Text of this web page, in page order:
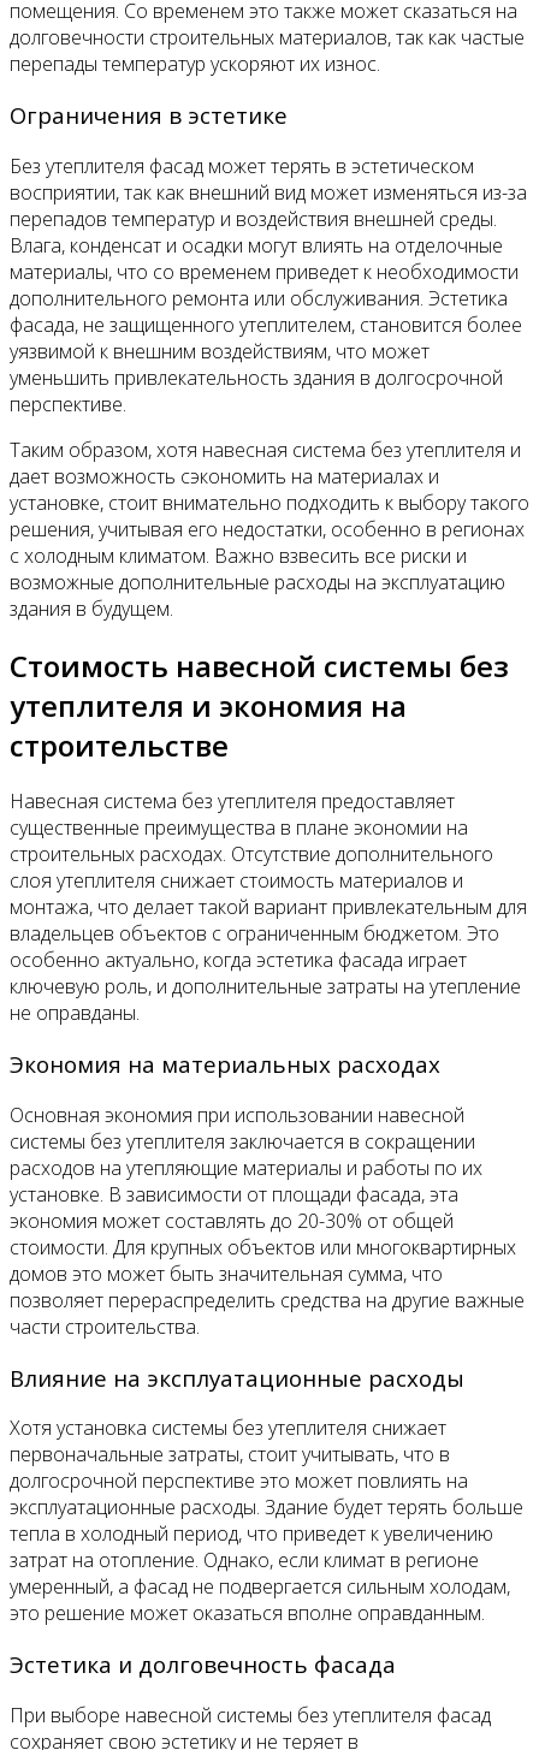
помещения. Со временем это также может сказаться на
долговечности строительных материалов, так как частые
перепады температур ускоряют их износ.
Ограничения в эстетике
Без утеплителя фасад может терять в эстетическом
восприятии, так как внешний вид может изменяться из-за
перепадов температур и воздействия внешней среды.
Влага, конденсат и осадки могут влиять на отделочные
материалы, что со временем приведет к необходимости
дополнительного ремонта или обслуживания. Эстетика
фасада, не защищенного утеплителем, становится более
уязвимой к внешним воздействиям, что может
уменьшить привлекательность здания в долгосрочной
перспективе.
Таким образом, хотя навесная система без утеплителя и
дает возможность сэкономить на материалах и
установке, стоит внимательно подходить к выбору такого
решения, учитывая его недостатки, особенно в регионах
с холодным климатом. Важно взвесить все риски и
возможные дополнительные расходы на эксплуатацию
здания в будущем.
Стоимость навесной системы без
утеплителя и экономия на
строительстве
Навесная система без утеплителя предоставляет
существенные преимущества в плане экономии на
строительных расходах. Отсутствие дополнительного
слоя утеплителя снижает стоимость материалов и
монтажа, что делает такой вариант привлекательным для
владельцев объектов с ограниченным бюджетом. Это
особенно актуально, когда эстетика фасада играет
ключевую роль, и дополнительные затраты на утепление
не оправданы.
Экономия на материальных расходах
Основная экономия при использовании навесной
системы без утеплителя заключается в сокращении
расходов на утепляющие материалы и работы по их
установке. В зависимости от площади фасада, эта
экономия может составлять до 20-30% от общей
стоимости. Для крупных объектов или многоквартирных
домов это может быть значительная сумма, что
позволяет перераспределить средства на другие важные
части строительства.
Влияние на эксплуатационные расходы
Хотя установка системы без утеплителя снижает
первоначальные затраты, стоит учитывать, что в
долгосрочной перспективе это может повлиять на
эксплуатационные расходы. Здание будет терять больше
тепла в холодный период, что приведет к увеличению
затрат на отопление. Однако, если климат в регионе
умеренный, а фасад не подвергается сильным холодам,
это решение может оказаться вполне оправданным.
Эстетика и долговечность фасада
При выборе навесной системы без утеплителя фасад
сохраняет свою эстетику и не теряет в